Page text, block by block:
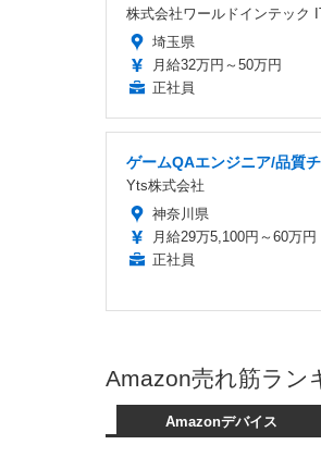
株式会社ワールドインテック
埼玉県
月給32万円～50万円
正社員
ゲームQAエンジニア/品質
Yts株式会社
神奈川県
月給29万5,100円～60万円
正社員
Amazon売れ筋ラン
Amazonデバイス